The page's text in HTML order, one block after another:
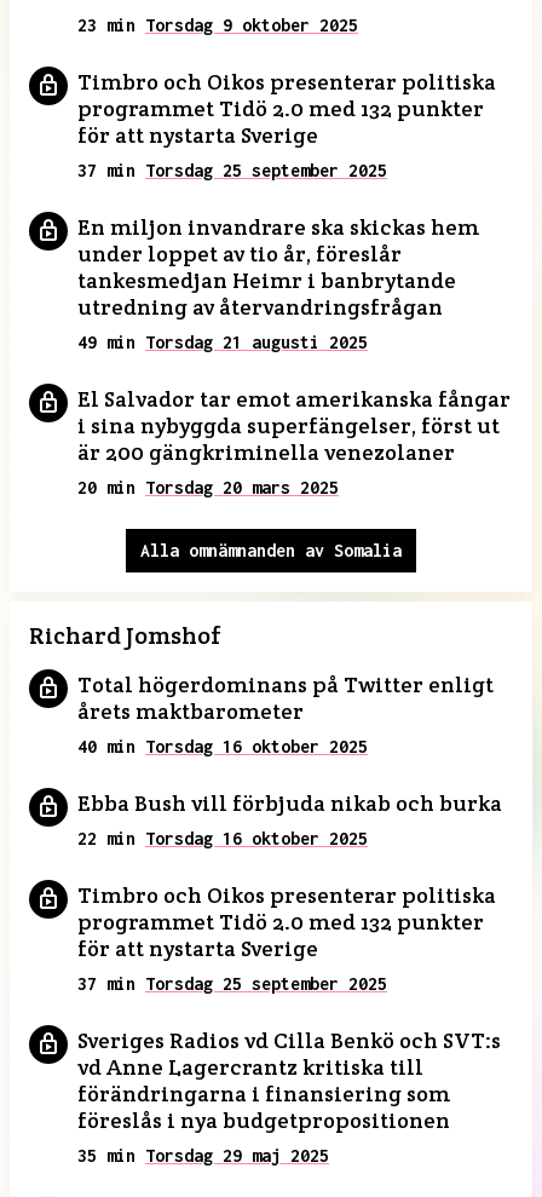
23 min Torsdag 9 oktober 2025
Timbro och Oikos presenterar politiska
programmet Tidö 2.0 med 132 punkter
för att nystarta Sverige
37 min Torsdag 25 september 2025
En miljon invandrare ska skickas hem
under loppet av tio år, föreslår
tankesmedjan Heimr i banbrytande
utredning av återvandringsfrågan
49 min Torsdag 21 augusti 2025
El Salvador tar emot amerikanska fångar
i sina nybyggda superfängelser, först ut
är 200 gängkriminella venezolaner
20 min Torsdag 20 mars 2025
Alla omnämnanden av Somalia
Richard Jomshof
Total högerdominans på Twitter enligt
årets maktbarometer
40 min Torsdag 16 oktober 2025
Ebba Bush vill förbjuda nikab och burka
22 min Torsdag 16 oktober 2025
Timbro och Oikos presenterar politiska
programmet Tidö 2.0 med 132 punkter
för att nystarta Sverige
37 min Torsdag 25 september 2025
Sveriges Radios vd Cilla Benkö och SVT:s
vd Anne Lagercrantz kritiska till
förändringarna i finansiering som
föreslås i nya budgetpropositionen
35 min Torsdag 29 maj 2025